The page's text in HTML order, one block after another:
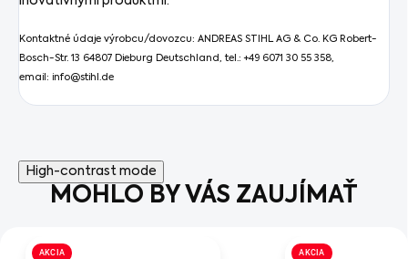
Kontaktné údaje výrobcu/dovozcu: ANDREAS STIHL AG & Co. KG Robert-
Bosch-Str. 13 64807 Dieburg Deutschland, tel.: +49 6071 30 55 358,
email: info@stihl.de
High-contrast mode
MOHLO BY VÁS ZAUJÍMAŤ
AKCIA AKCIA